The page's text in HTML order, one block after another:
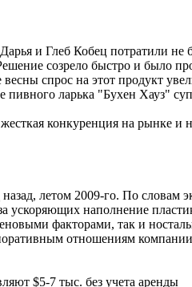
и Глеб Кобец потратили
созрело быстро и
спрос на этот продукт
пивного ларька "Бухен Хауз"
конкуренция на рынке
летом 2009-го. По
ускоряющих наполнение
факторами, так и
отношениям
$5-7 тыс. без учета аренды